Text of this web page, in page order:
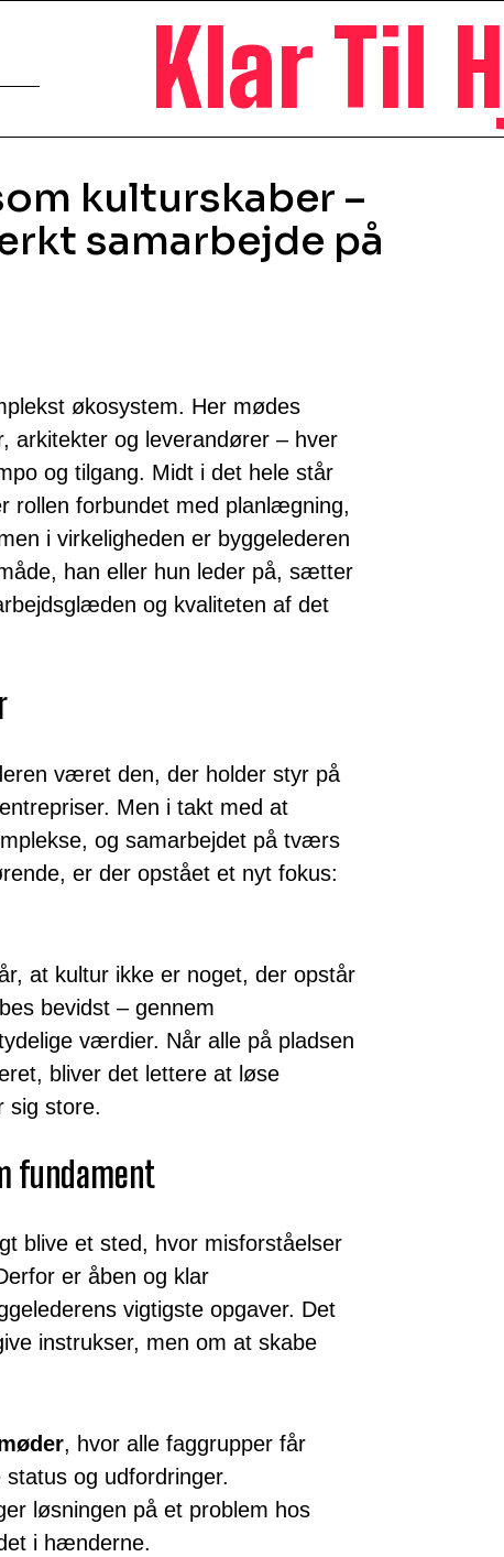
Klar Til
kulturskaber –
samarbejde på
økosystem. Her mødes
arkitekter og leverandører – hver
og tilgang. Midt i det hele står
rollen forbundet med planlægning,
i virkeligheden er byggelederen
han eller hun leder på, sætter
og kvaliteten af det
været den, der holder styr på
Men i takt med at
og samarbejdet på tværs
er der opstået et nyt fokus:
at kultur ikke er noget, der opstår
bevidst – gennem
værdier. Når alle på pladsen
bliver det lettere at løse
sig store.
fundament
blive et sted, hvor misforståelser
er åben og klar
vigtigste opgaver. Det
instrukser, men om at skabe
, hvor alle faggrupper får
og udfordringer.
løsningen på et problem hos
i hænderne.